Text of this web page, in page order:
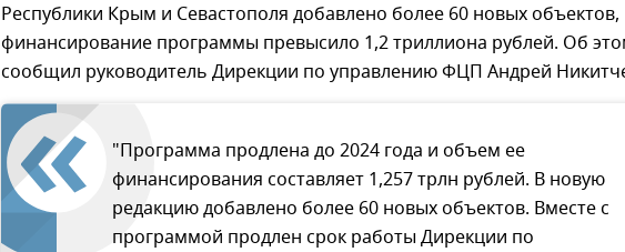
Республики Крым и Севастополя добавлено более 60 новых объектов,
финансирование программы превысило 1,2 триллиона рублей. Об
сообщил руководитель Дирекции по управлению ФЦП Андрей
"Программа продлена до 2024 года и объем ее
финансирования составляет 1,257 трлн рублей. В новую
редакцию добавлено более 60 новых объектов. Вместе с
программой продлен срок работы Дирекции по